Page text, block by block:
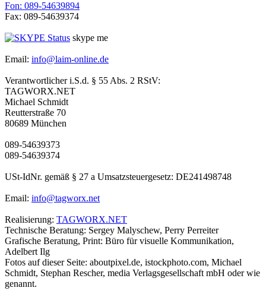
Fon: 089-54639894
Fax: 089-54639374
skype me
Email: info@laim-online.de
Verantwortlicher i.S.d. § 55 Abs. 2 RStV:
TAGWORX.NET
Michael Schmidt
Reutterstraße 70
80689 München
089-54639373
089-54639374
USt-IdNr. gemäß § 27 a Umsatzsteuergesetz: DE241498748
Email: info@tagworx.net
Realisierung: TAGWORX.NET
Technische Beratung: Sergey Malyschew, Perry Perreiter
Grafische Beratung, Print: Büro für visuelle Kommunikation,
Adelbert Ilg
Fotos auf dieser Seite: aboutpixel.de, istockphoto.com, Michael
Schmidt, Stephan Rescher, media Verlagsgesellschaft mbH oder wie
genannt.